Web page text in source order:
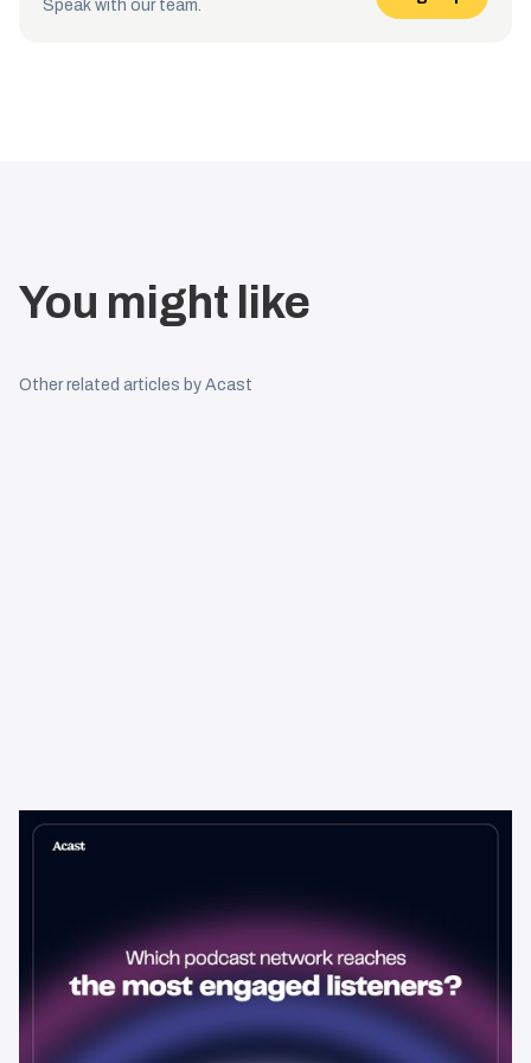
Speak with our team.
You might like
Other related articles by Acast
Learning & Guides
Hvilket podkastnettverk når ut til
valget for annonsører. Her er hvordan du evaluerer
lytterengasjement – og hvorfor det betyr mer enn ren rekkevidde.